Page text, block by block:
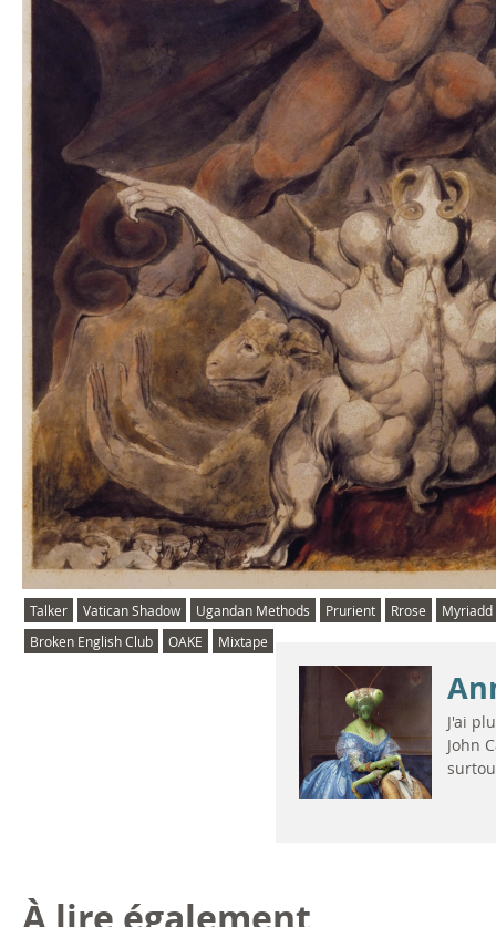
Talker Vatican Shadow Ugandan Methods Prurient Rrose
Myriadd
Broken English Club
OAKE Mixtape
J'ai
John